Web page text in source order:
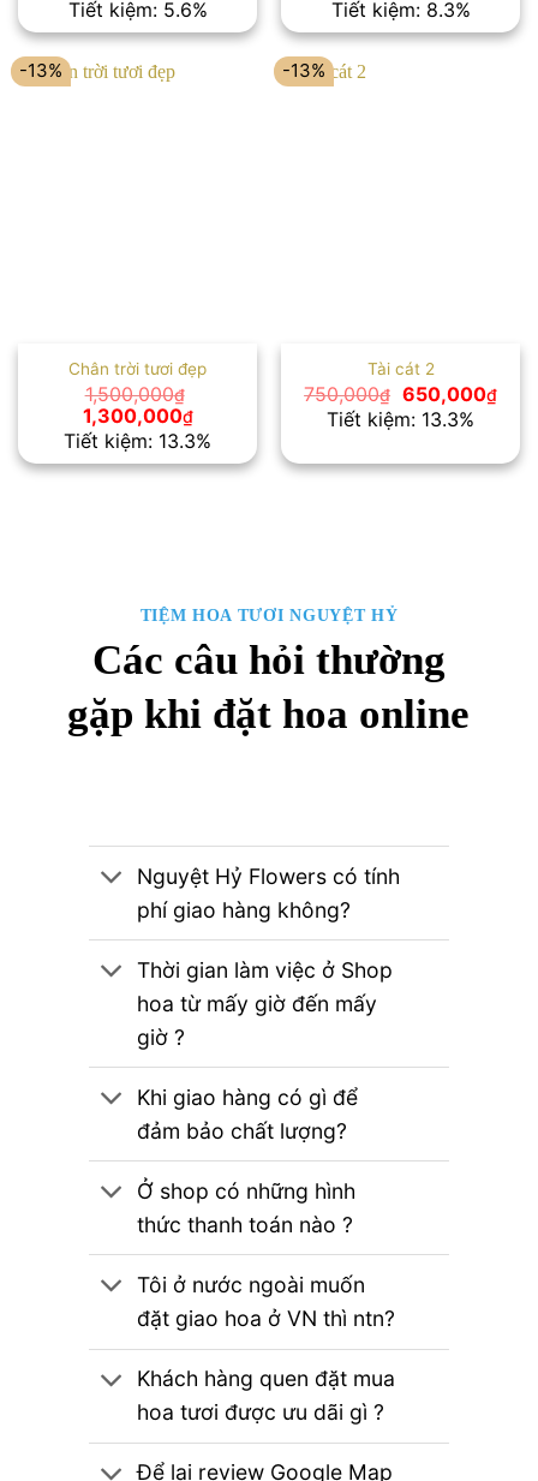
là:
1,800,000₫.
tại
là:
1,700,000₫.
Tiết kiệm: 5.6%
là:
2,400,000₫.
tại
là:
Tiết kiệm: 8.3%
-13%
Chân trời tươi đẹp
1,500,000₫
Giá
gốc
là:
1,500,000₫.
1,300,000₫Giá
hiện
tại
là:
Tiết kiệm: 13.3%
-13%
Tài cát 2
750,000₫ Giá
gốc
là:
650,000₫Giá
hiện
Tiết kiệm: 13.3%
TIỆM HOA TƯƠI NGUYỆT HỶ
Các câu hỏi thường
gặp khi đặt hoa online
Nguyệt Hỷ Flowers có tính
phí giao hàng không?
Thời gian làm việc ở Shop
hoa từ mấy giờ đến mấy
giờ ?
Khi giao hàng có gì để
đảm bảo chất lượng?
Ở shop có những hình
thức thanh toán nào ?
Tôi ở nước ngoài muốn
đặt giao hoa ở VN thì ntn?
Khách hàng quen đặt mua
hoa tươi được ưu dãi gì ?
Để lại review Google Map